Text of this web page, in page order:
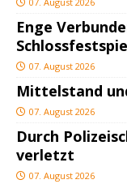
Enge
07. August 2026
Mittelstand
07. August 2026
Durch
verletzt
07. August 2026